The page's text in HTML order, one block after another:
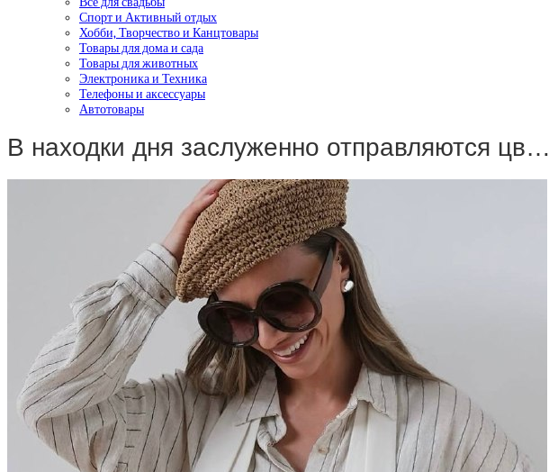
Спорт и Активный отдых
Хобби, Творчество и Канцтовары
Товары для дома и сада
Товары для животных
Электроника и Техника
Телефоны и аксессуары
Автотовары
В находки дня заслуженно отправляются цв…